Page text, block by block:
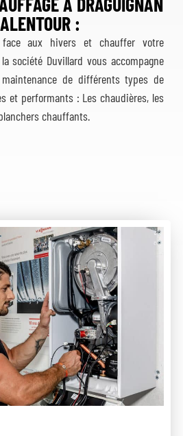
:
aux hivers et chauffer votre
société Duvillard vous accompagne
de différents types de
et performants : Les chaudières, les
chauffants.